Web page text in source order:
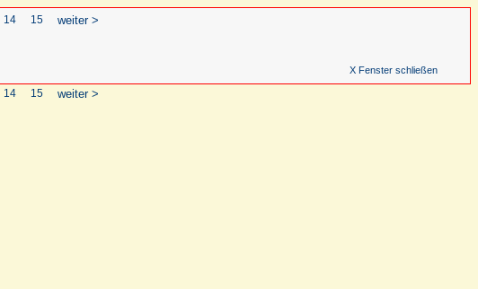
14 15
weiter >
X Fenster schließen
14 15 weiter >